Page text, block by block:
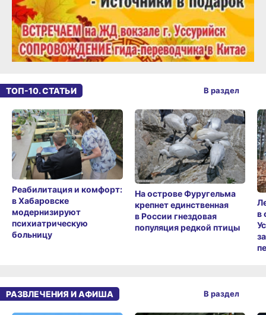
ТОП-10. СТАТЬИ
Реабилитация и комфорт:
в Хабаровске
модернизируют
психиатрическую
больницу
На острове Фуругельма
крепнет единственная
в России гнездовая
популяция редкой птицы
в
В раздел
РАЗВЛЕЧЕНИЯ И АФИША В раздел